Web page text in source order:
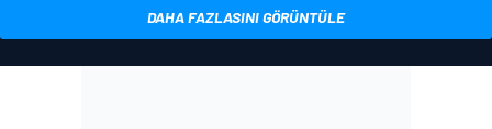
DAHA FAZLASINI GÖRÜNTÜLE